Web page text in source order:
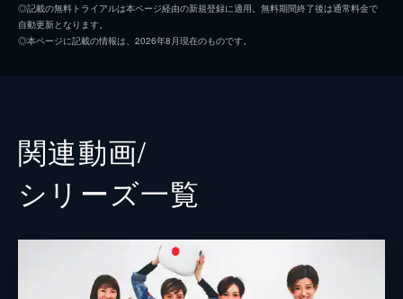
◎記載の無料トライアルは本ページ経由の新規登録に適用。無料期間終了後は通常料金で
自動更新となります。
◎本ページに記載の情報は、2026年8月現在のものです。
関連動画/
シリーズ⼀覧